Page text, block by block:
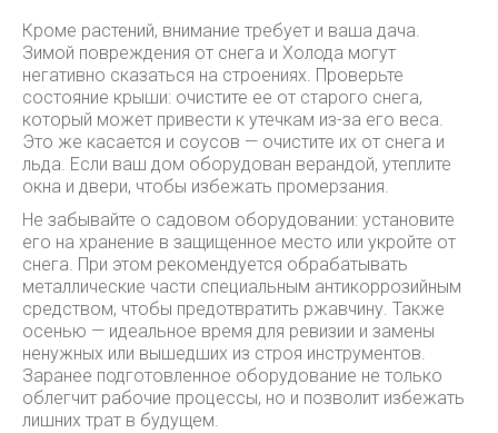
Кроме растений, внимание требует и ваша дача.
Зимой повреждения от снега и Холода могут
негативно сказаться на строениях. Проверьте
состояние крыши: очистите ее от старого снега,
который может привести к утечкам из-за его веса.
Это же касается и соусов — очистите их от снега и
льда. Если ваш дом оборудован верандой, утеплите
окна и двери, чтобы избежать промерзания.
Не забывайте о садовом оборудовании: установите
его на хранение в защищенное место или укройте от
снега. При этом рекомендуется обрабатывать
металлические части специальным антикоррозийным
средством, чтобы предотвратить ржавчину. Также
осенью — идеальное время для ревизии и замены
ненужных или вышедших из строя инструментов.
Заранее подготовленное оборудование не только
облегчит рабочие процессы, но и позволит избежать
лишних трат в будущем.